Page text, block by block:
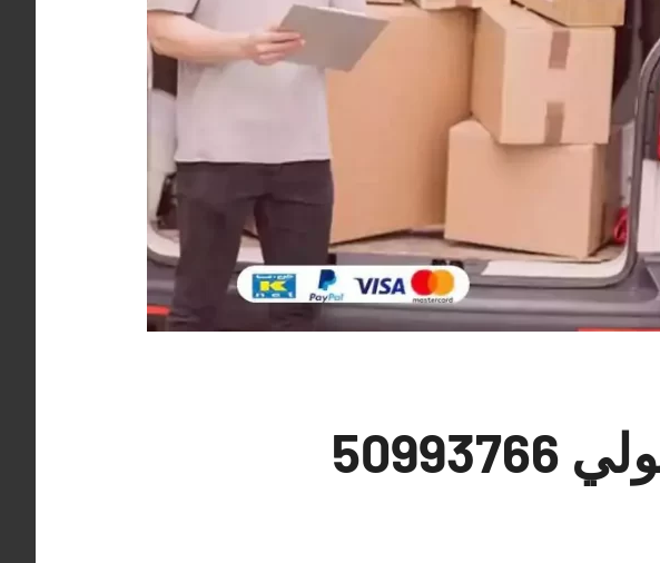
شركات نقل عفش ميدان حولي 50993766